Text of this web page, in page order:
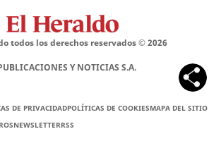
todos los derechos reservados ©2026
Y NOTICIAS S.A.
DE PRIVACIDADPOLÍTICAS DE COOKIESMAPA DEL SITIO
NEWSLETTERRSS